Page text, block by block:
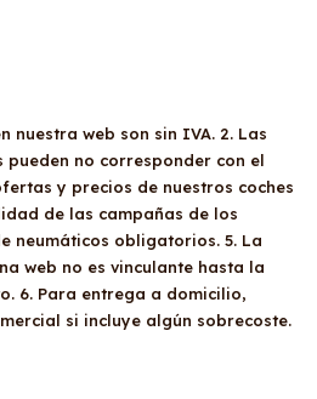
nuestra web son sin IVA. 2. Las
pueden no corresponder con el
y precios de nuestros coches
de las campañas de los
neumáticos obligatorios. 5. La
web no es vinculante hasta la
6. Para entrega a domicilio,
si incluye algún sobrecoste.